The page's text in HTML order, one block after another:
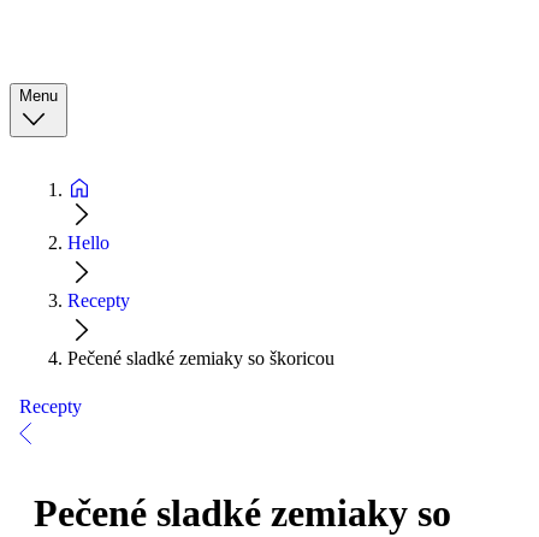
Menu
Hello
Recepty
Pečené sladké zemiaky so škoricou
Recepty
Pečené sladké zemiaky so